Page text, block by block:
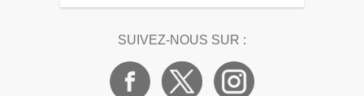
SUIVEZ-NOUS SUR :